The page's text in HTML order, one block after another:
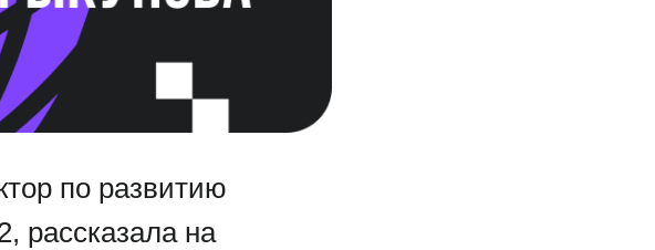
по развитию
рассказала на